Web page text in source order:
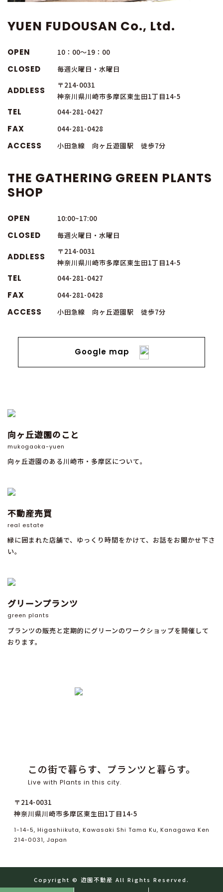
YUEN FUDOUSAN Co., Ltd.
OPEN 10：00～19：00
CLOSED 毎週火曜日・水曜日
ADDLESS
〒214-0031
神奈川県川崎市多摩区東生田1丁目14-5
TEL 044-281-0427
FAX 044-281-0428
ACCESS 小田急線 向ヶ丘遊園駅 徒歩7分
THE GATHERING GREEN PLANTS
SHOP
OPEN 10:00~17:00
CLOSED 毎週火曜日・水曜日
ADDLESS
〒214-0031
神奈川県川崎市多摩区東生田1丁目14-5
TEL 044-281-0427
FAX 044-281-0428
ACCESS 小田急線 向ヶ丘遊園駅 徒歩7分
Google map
向ヶ丘遊園のこと
mukogaoka-yuen
向ヶ丘遊園のある川崎市・多摩区について。
不動産売買
real estate
緑に囲まれた店舗で、ゆっくり時間をかけて、お話をお聞かせ下さ
い。
グリーンプランツ
green plants
プランツの販売と定期的にグリーンのワークショップを開催して
おります。
この街で暮らす、プランツと暮らす。
Live with Plants in this city.
〒214-0031
神奈川県川崎市多摩区東生田1丁目14-5
1-14-5, Higashiikuta, Kawasaki Shi Tama Ku, Kanagawa Ken
214-0031, Japan
Copyright © 遊園不動産 All Rights Reserved.